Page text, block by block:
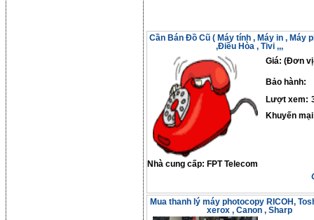
Cần Bán Đồ Cũ ( Máy tính , Máy in , Máy
,Điều Hòa , Tivi ,,,
Giá: (Đơn
Bảo hành:
Lượt xem:
Khuyến
Nhà cung cấp: FPT Telecom
Mua thanh lý máy photocopy RICOH,
xerox , Canon , Sharp